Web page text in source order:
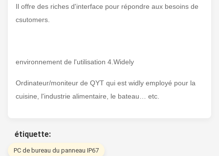
Il offre des riches d'interface pour répondre aux besoins de
csutomers.
environnement de l'utilisation 4.Widely
Ordinateur/moniteur de QYT qui est widly employé pour la
cuisine, l'industrie alimentaire, le bateau… etc.
étiquette:
PC de bureau du panneau IP67